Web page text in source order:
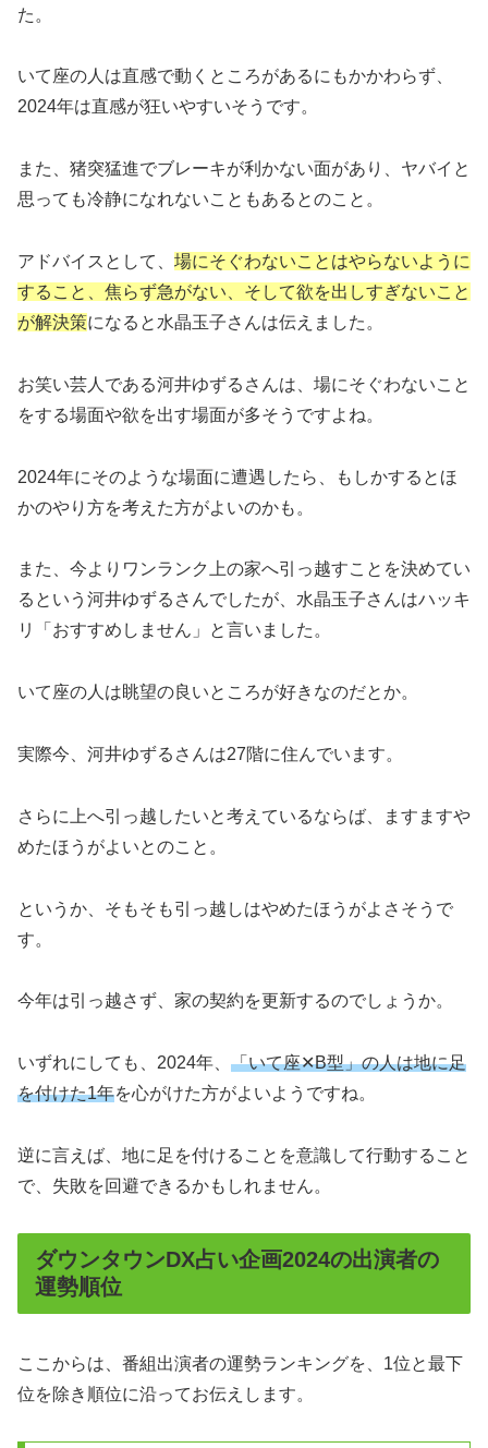
た。
いて座の人は直感で動くところがあるにもかかわらず、
2024年は直感が狂いやすいそうです。
また、猪突猛進でブレーキが利かない面があり、ヤバイと
思っても冷静になれないこともあるとのこと。
アドバイスとして、 場にそぐわないことはやらないように
すること、焦らず急がない、そして欲を出しすぎないこと
が解決策になると水晶玉子さんは伝えました。
お笑い芸人である河井ゆずるさんは、場にそぐわないこと
をする場面や欲を出す場面が多そうですよね。
2024年にそのような場面に遭遇したら、もしかするとほ
かのやり方を考えた方がよいのかも。
また、今よりワンランク上の家へ引っ越すことを決めてい
るという 河井ゆずるさんでしたが、水晶玉子さんはハッキ
リ「おすすめしません」と言いました。
いて座の人は眺望の良いところが好きなのだとか。
実際今、 河井ゆずるさんは27階に住んでいます。
さらに上へ引っ越したいと考えているならば、ますますや
めたほうがよいとのこと。
というか、そもそも引っ越しはやめたほうがよさそうで
す。
今年は引っ越さず、家の契約を更新するのでしょうか。
いずれにしても、2024年、 「いて座✕B型」の人は地に足
を付けた1年を心がけた方がよいようですね。
逆に言えば、地に足を付けることを意識して行動すること
で、失敗を回避できるかもしれません。
ダウンタウンDX占い企画2024の出演者の
運勢順位
ここからは、番組出演者の運勢ランキングを、1位と最下
位を除き順位に沿ってお伝えします。